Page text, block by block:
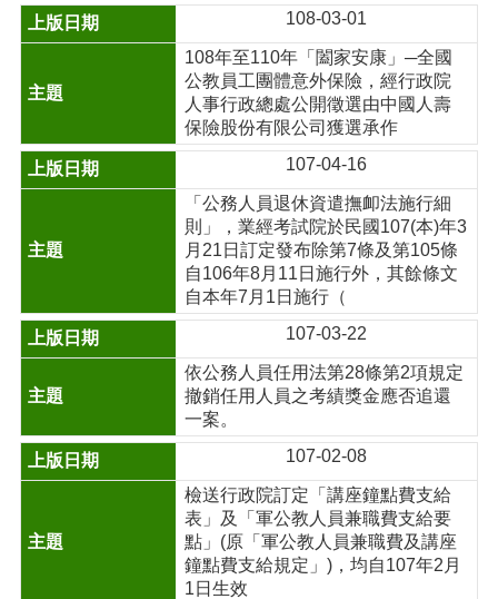
108-03-01
108年至110年「闔家安康」─全國
公教員工團體意外保險，經行政院
人事行政總處公開徵選由中國人壽
保險股份有限公司獲選承作
107-04-16
「公務人員退休資遣撫卹法施行細
則」，業經考試院於民國107(本)年3
月21日訂定發布除第7條及第105條
自106年8月11日施行外，其餘條文
自本年7月1日施行（
107-03-22
依公務人員任用法第28條第2項規定
撤銷任用人員之考績獎金應否追還
一案。
107-02-08
檢送行政院訂定「講座鐘點費支給
表」及「軍公教人員兼職費支給要
點」(原「軍公教人員兼職費及講座
鐘點費支給規定」)，均自107年2月
1日生效